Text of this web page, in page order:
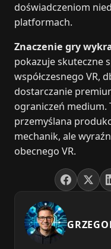
doświadczeniom
platformach.
Znaczenie gry
pokazuje skuteczne
współczesnego VR,
dostarczanie
ograniczeń medium.
przemyślana
mechanik, ale
obecnego VR.